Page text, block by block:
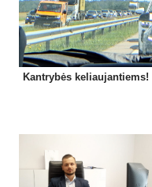
Kantrybės keliaujantiems!